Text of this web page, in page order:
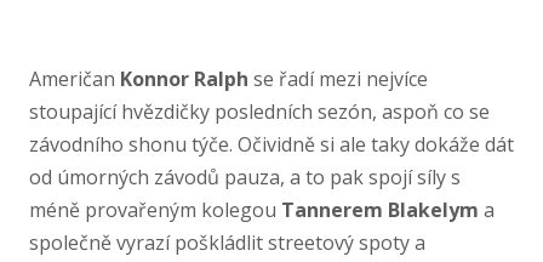
Američan Konnor Ralph se řadí mezi nejvíce
stoupající hvězdičky posledních sezón, aspoň co se
závodního shonu týče. Očividně si ale taky dokáže dát
od úmorných závodů pauza, a to pak spojí síly s
méně provařeným kolegou Tannerem Blakelym a
společně vyrazí poškládlit streetový spoty a